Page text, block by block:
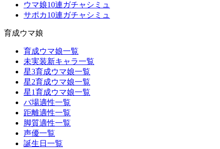
ウマ娘10連ガチャシミュ
サポカ10連ガチャシミュ
育成ウマ娘
育成ウマ娘一覧
未実装新キャラ一覧
星3育成ウマ娘一覧
星2育成ウマ娘一覧
星1育成ウマ娘一覧
バ場適性一覧
距離適性一覧
脚質適性一覧
声優一覧
誕生日一覧